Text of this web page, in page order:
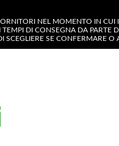
NEL MOMENTO IN CUI
DI CONSEGNA DA PARTE
SE CONFERMARE O